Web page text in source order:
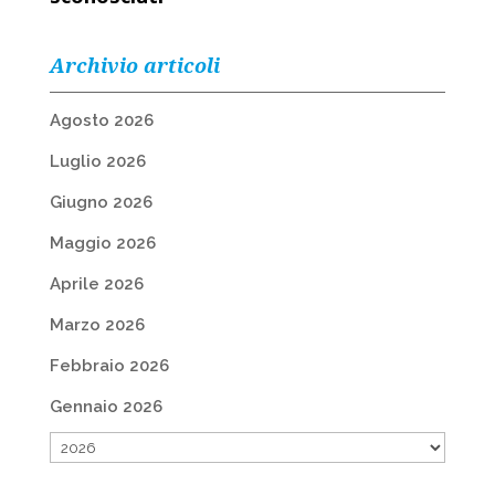
Archivio articoli
Agosto 2026
Luglio 2026
Giugno 2026
Maggio 2026
Aprile 2026
Marzo 2026
Febbraio 2026
Gennaio 2026